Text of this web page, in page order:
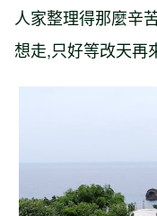
人家整理得那麼辛
想走,只好等改天再